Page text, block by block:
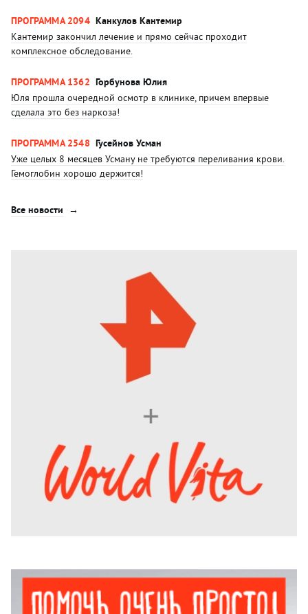
ПРОГРАММА 2094 Канкулов Кантемир
Кантемир закончил лечение и прямо сейчас проходит
комплексное обследование.
ПРОГРАММА 1362 Горбунова Юлия
Юля прошла очередной осмотр в клинике, причем впервые
сделала это без наркоза!
ПРОГРАММА 2548 Гусейнов Усман
Уже целых 8 месяцев Усману не требуются переливания крови.
Гемоглобин хорошо держится!
Все новости